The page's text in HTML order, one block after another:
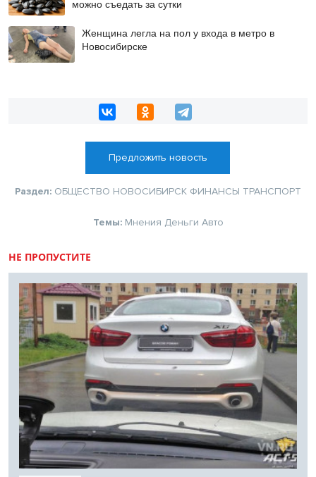
можно съедать за сутки
Женщина легла на пол у входа в метро в
Новосибирске
Предложить новость
Раздел: ОБЩЕСТВО НОВОСИБИРСК ФИНАНСЫ ТРАНСПОРТ
Темы: Мнения Деньги Авто
НЕ ПРОПУСТИТЕ